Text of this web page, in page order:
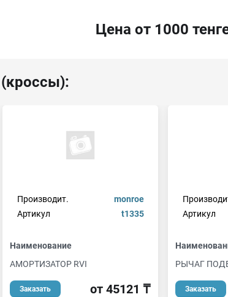
Цена от 1000
(кроссы):
Производит.
monroe
Артикул
t1335
Наименование
АМОРТИЗАТОР RVI
Заказать от 45121 ₸
Артикул
РЫЧАГ
Заказать